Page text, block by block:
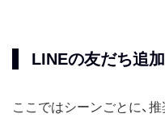
LINEの友だち追
ここではシーンごとに、